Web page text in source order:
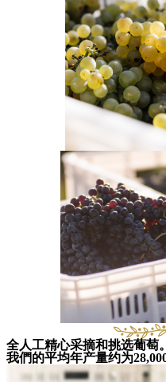
全人工精心采摘和挑选葡萄。
我們的平均年产量约为28,000